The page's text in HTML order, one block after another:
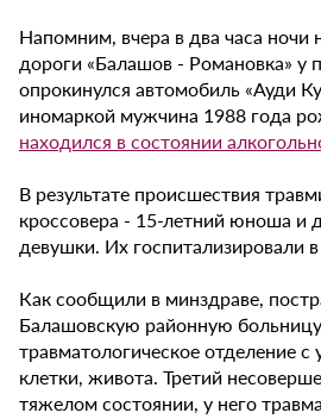
Напомним, вчера в два часа ночи
дороги «Балашов - Романовка» у
опрокинулся автомобиль «Ауди
иномаркой мужчина 1988 года
находился в состоянии
В результате происшествия
кроссовера - 15-летний юноша и
девушки. Их госпитализировали
Как сообщили в минздраве,
Балашовскую районную
травматологическое отделение
клетки, живота. Третий
тяжелом состоянии, у него